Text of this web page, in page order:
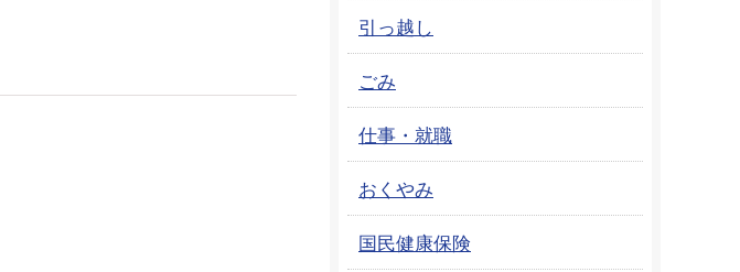
引っ越し
ごみ
仕事・就職
おくやみ
国民健康保険